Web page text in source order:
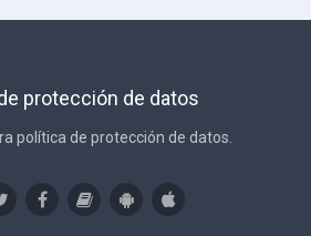
protección de datos
política de protección de datos.